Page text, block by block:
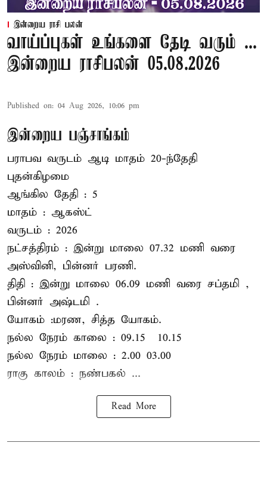
இன்றைய ராசி பலன்
வாய்ப்புகள் உங்களை தேடி வரும் ...
இன்றைய ராசிபலன் 05.08.2026
Published on: 04 Aug 2026, 10:06 pm
இன்றைய பஞ்சாங்கம்
பராபவ வருடம் ஆடி மாதம் 20-ந்தேதி
புதன்கிழமை
ஆங்கில தேதி : 5
மாதம் : ஆகஸ்ட்
வருடம் : 2026
நட்சத்திரம் : இன்று மாலை 07.32 மணி வரை
அஸ்வினி, பின்னர் பரணி.
திதி : இன்று மாலை 06.09 மணி வரை சப்தமி ,
பின்னர் அஷ்டமி .
யோகம் :மரண, சித்த யோகம்.
நல்ல நேரம் காலை : 09.15 – 10.15
நல்ல நேரம் மாலை : 2.00– 03.00
ராகு காலம் : நண்பகல் ...
Read More